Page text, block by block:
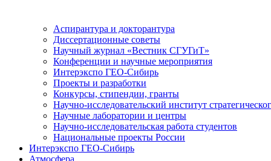
Аспирантура и докторантура
Диссертационные советы
Научный журнал «Вестник СГУГиТ»
Конференции и научные мероприятия
Интерэкспо ГЕО-Сибирь
Проекты и разработки
Конкурсы, стипендии, гранты
Научно-исследовательский институт
Научные лаборатории и центры
Научно-исследовательская работа студентов
Национальные проекты России
Интерэкспо ГЕО-Сибирь
Атмосфера